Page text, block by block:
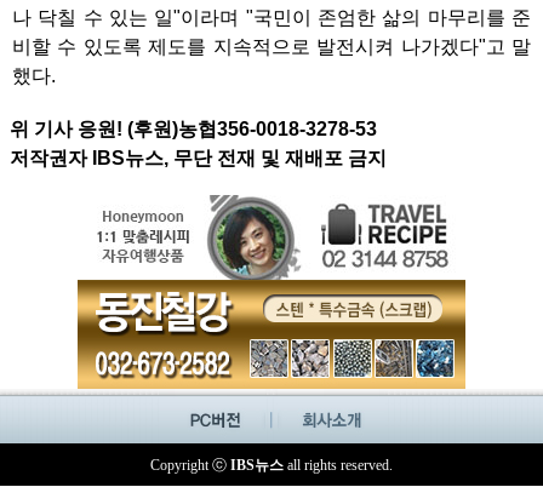
나 닥칠 수 있는 일"이라며 "국민이 존엄한 삶의 마무리를 준
비할 수 있도록 제도를 지속적으로 발전시켜 나가겠다"고 말
했다.
위 기사 응원! (후원)농협356-0018-3278-53
저작권자 IBS뉴스, 무단 전재 및 재배포 금지
Copyright ⓒ IBS뉴스 all rights reserved.